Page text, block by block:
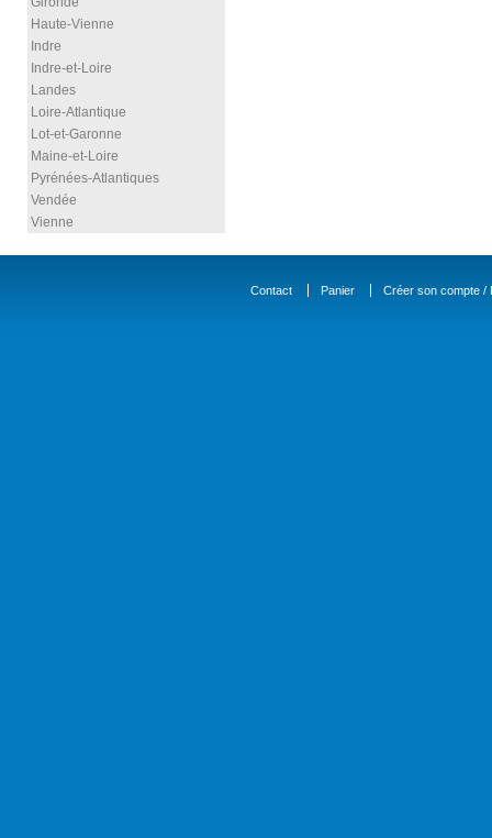
Haute-Vienne
Indre
Indre-et-Loire
Landes
Loire-Atlantique
Lot-et-Garonne
Maine-et-Loire
Pyrénées-Atlantiques
Vendée
Vienne
Contact Panier Créer son compte /